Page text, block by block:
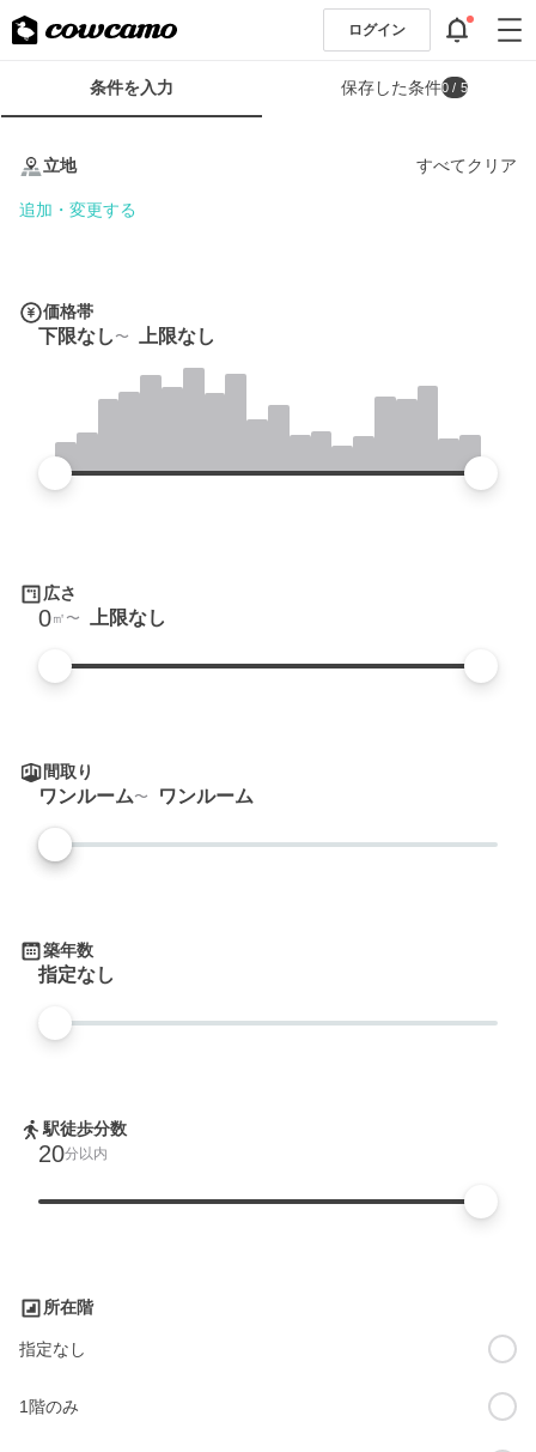
ログイン
条
条件を入力 保存した条件0 / 5
立地 すべてクリア
追加・変更する
価格帯
下限なし 上限なし
広さ
0㎡ 上限なし
間取り
ワンルーム ワンルーム
築年数
指定なし
駅徒歩分数
20分以内
所在階
指定なし
1階のみ